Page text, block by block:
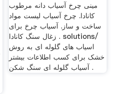
مینی چرخ آسیاب دانه مرطوب
کانادا. چرخ آسیاب لیست مواد
ساخت و ساز. آسیاب چرخ برای
زغال سنگ کانادا . solutions/
اسیاب های گلوله ای به روش
خشک برای کسب اطلاعات بیشتر
آسیاب گلوله ای سنگ شکن .